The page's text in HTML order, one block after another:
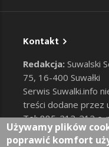
Kontakt
Redakcja: Suwalski
75, 16-400 Suwałki
Serwis Suwalki.info
treści dodane przez
Tel: 885-212-212 e-
reklama@suwalki.info
Używamy plików
poprawić komfort